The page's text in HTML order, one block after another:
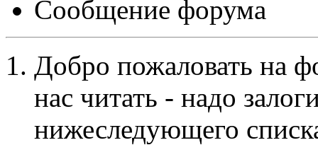
Сообщение форума
Добро пожаловать на
нас читать - надо
нижеследующего